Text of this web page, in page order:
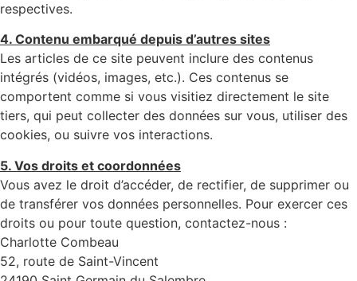
respectives.
4. Contenu embarqué depuis d’autres sites
Les articles de ce site peuvent inclure des contenus
intégrés (vidéos, images, etc.). Ces contenus se
comportent comme si vous visitiez directement le site
tiers, qui peut collecter des données sur vous, utiliser des
cookies, ou suivre vos interactions.
5. Vos droits et coordonnées
Vous avez le droit d’accéder, de rectifier, de supprimer ou
de transférer vos données personnelles. Pour exercer ces
droits ou pour toute question, contactez-nous :
Charlotte Combeau
52, route de Saint-Vincent